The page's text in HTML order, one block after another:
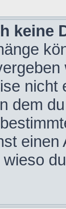
keine
nicht
dem